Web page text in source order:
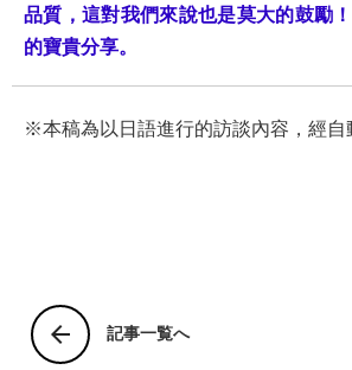
品質，這對我們來說也是莫大的鼓勵
的寶貴分享。
※本稿為以日語進行的訪談內容，經自
arrow_back 記事一覧へ